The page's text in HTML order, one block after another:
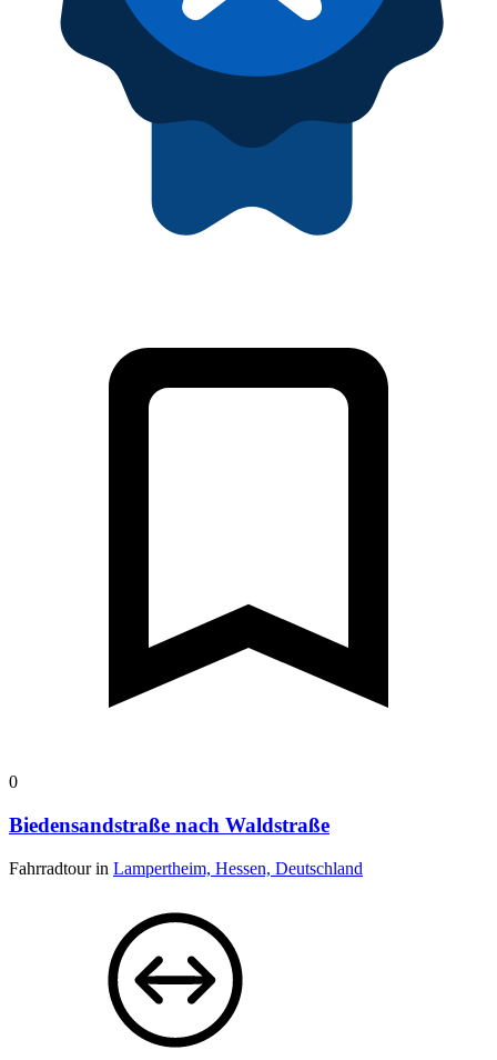
0
Biedensandstraße nach Waldstraße
Fahrradtour in Lampertheim, Hessen, Deutschland